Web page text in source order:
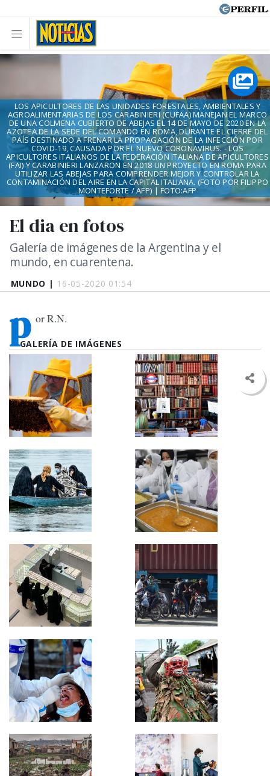
MUNDO | 16-05-2020 01:54
El dia en fotos
Galería de imágenes de la Argentina y el
mundo, en cuarentena.
LOS APICULTORES DE LAS UNIDADES FORESTALES, AMBIENTALES Y
AGROALIMENTARIAS DE LOS CARABINIERI (CUFAA) MANEJAN EL MARCO
DE UNA COLMENA CUBIERTO DE ABEJAS EL 14 DE MAYO DE 2020 EN LA
AZOTEA DE LA SEDE DEL COMANDO EN ROMA, DURANTE EL CIERRE DEL
PAÍS DESTINADO A FRENAR LA PROPAGACIÓN DE LA INFECCIÓN POR
COVID-19, CAUSADA POR EL NUEVO CORONAVIRUS. - LOS
APICULTORES ITALIANOS DE LA FEDERACIÓN ITALIANA DE APICULTORES
(FAI) Y CARABINIERI LANZARON EN 2018 UN PROYECTO EN ROMA PARA
UTILIZAR LAS ABEJAS PARA COMPRENDER MEJOR Y CONTROLAR LA
CONTAMINACIÓN DEL AIRE EN LA CAPITAL ITALIANA. (FOTO POR FILIPPO
MONTEFORTE / AFP) | FOTO:AFP
p or R.N.
GALERÍA DE IMÁGENES